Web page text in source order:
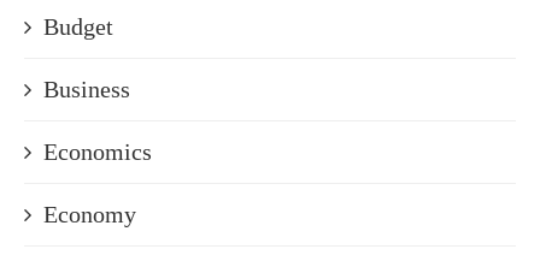
Budget
Business
Economics
Economy